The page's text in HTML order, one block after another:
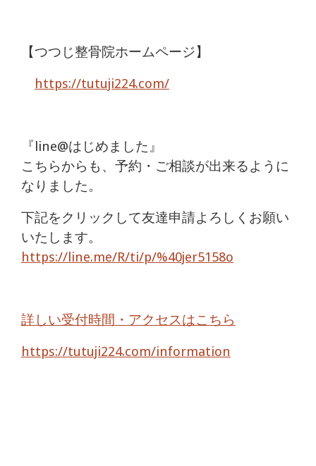
【つつじ整骨院ホームページ】
https://tutuji224.com/
『line@はじめました』
こちらからも、予約・ご相談が出来るように
なりました。
下記をクリックして友達申請よろしくお願い
いたします。
https://line.me/R/ti/p/%40jer5158o
詳しい受付時間・アクセスはこちら
https://tutuji224.com/information